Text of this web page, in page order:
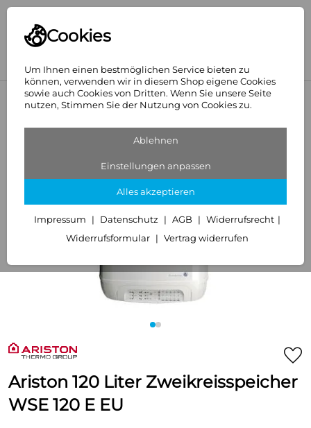
Cookies
Um Ihnen einen bestmöglichen Service bieten zu
können, verwenden wir in diesem Shop eigene Cookies
sowie auch Cookies von Dritten. Wenn Sie unsere Seite
nutzen, Stimmen Sie der Nutzung von Cookies zu.
Ablehnen
Einstellungen anpassen
Alles akzeptieren
Impressum Datenschutz AGB
Widerrufsrecht
Widerrufsformular
Vertrag widerrufen
Elektrospeicher 120-150 Liter
Ariston 120 Liter Zweikreisspeicher
WSE 120 E EU